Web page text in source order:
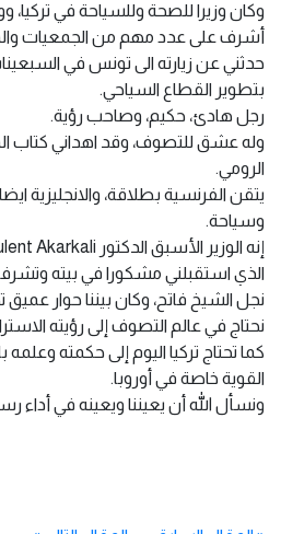
وكان وزيرا للصحة وللسياحة في تركيا،
أشرف على عدد مهم من الجمعيات
حدثني عن زيارته الى تونس في
بتطوير القطاع السياحي.
رجل هادئ، حكيم، وصاحب رؤية.
وله عشق للتصوف، وقد اهداني كتاب
الرومي.
يتقن الفرنسية بطلاقة، والانجليزية
وسياحة.
إنه الوزير الأسبق الدكتور Bulent Akarkali
الذي استقبلني مشكورا في بيته
نجل الشيخ فاتح، وكان بيننا حوار عميق
نحتاج في عالم التصوف إلى رؤيته
كما تحتاج تركيا اليوم إلى حكمته وعلمه
القوية خاصة في أوروبا.
ونسأل الله أن يعيننا ويعينه في أداء